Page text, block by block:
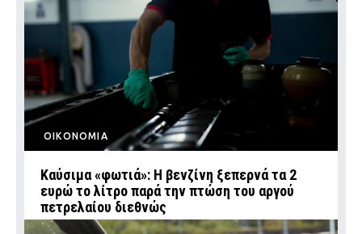
ΟΙΚΟΝΟΜΙΑ
Καύσιμα «φωτιά»: Η βενζίνη ξεπερνά τα 2
ευρώ το λίτρο παρά την πτώση του αργού
πετρελαίου διεθνώς